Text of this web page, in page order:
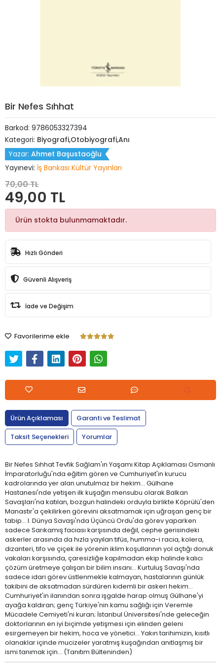
Bir Nefes Sıhhat
Barkod: 9786053327394
Kategori: Biyografi,Otobiyografi,Anı
Yazar: Ahmet Başustaoğlu
Yayınevi: İş Bankası Kültür Yayınları
70,00 TL
49,00 TL
Ürün stokta bulunmamaktadır.
Hızlı Gönderi
Güvenli Alışveriş
İade ve Değişim
Favorilerime ekle
Ürün Açıklaması
Garanti ve Teslimat
Taksit Seçenekleri
Yorumlar
Bir Nefes Sıhhat Tevfik Sağlam'ın Yaşamı Kitap Açıklaması Osmanlı
İmparatorluğu'nda eğitim gören ve Cumhuriyet'in kurucu
kadrolarında yer alan unutulmaz bir hekim… Gülhane
Hastanesi'nde yetişen ilk kuşağın mensubu olarak Balkan
Savaşları'na katılan, bozgun halindeki orduyla birlikte Köprülü'den
Manastır'a çekilirken görevini aksatmamak için uğraşan genç bir
tabip… I. Dünya Savaşı'nda Üçüncü Ordu'da görev yaparken
sadece Sarıkamış faciası karşısında değil, cephe gerisindeki
askerler arasında da hızla yayılan tifüs, humma-i racia, kolera,
dizanteri, tifo ve çiçek ile yörenin iklim koşullarının yol açtığı donuk
vakaları karşısında, çaresizliğe kapılmadan ekip halinde kalıcı
çözüm üretmeye çalışan bir bilim insanı… Kurtuluş Savaşı'nda
sadece idari görev üstlenmekle kalmayan, hastalarının günlük
takibini de aksatmadan sürdüren kıdemli bir askeri hekim…
Cumhuriyet'in ilanından sonra işgalde harap olmuş Gülhane'yi
ayağa kaldıran; genç Türkiye'nin kamu sağlığı için Veremle
Mücadele Cemiyeti'ni kuran; İstanbul Üniversitesi'nde geleceğin
doktorlarının en iyi biçimde yetişmesi için elinden geleni
esirgemeyen bir hekim, hoca ve yönetici… Yakın tarihimizin, kısıtlı
olanaklar içinde mucizeler yaratmış kuşağından anıtlaşmış bir
ismi tanımak için… (Tanıtım Bülteninden)